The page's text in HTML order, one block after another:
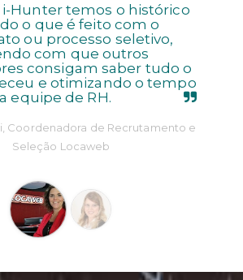
i-Hunter temos o histórico
o que é feito com o
ou processo seletivo,
com que outros
consigam saber tudo o
e otimizando o tempo
equipe de RH.
Coordenadora de Recrutamento e
Seleção Locaweb